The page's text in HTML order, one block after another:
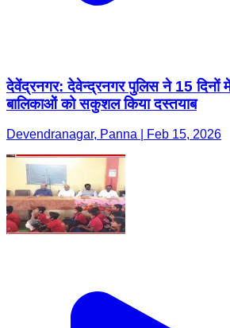
देवेंद्रनगर: देवेन्द्रनगर पुलिस ने 15 दिनों
बालिकाओं को सकुशल किया दस्तयाब
Devendranagar, Panna | Feb 15, 2026